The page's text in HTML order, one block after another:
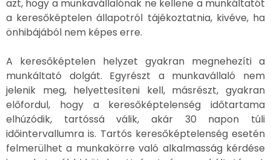
azt, hogy a munkavállalónak ne kellene a munkáltatót
a keresőképtelen állapotról tájékoztatnia, kivéve, ha
önhibájából nem képes erre.
A keresőképtelen helyzet gyakran megnehezíti a
munkáltató dolgát. Egyrészt a munkavállaló nem
jelenik meg, helyettesíteni kell, másrészt, gyakran
előfordul, hogy a keresőképtelenség időtartama
elhúzódik, tartóssá válik, akár 30 napon túli
időintervallumra is. Tartós keresőképtelenség esetén
felmerülhet a munkakörre való alkalmasság kérdése